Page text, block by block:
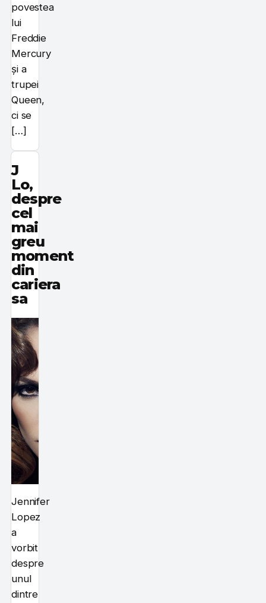
povestea
lui
Freddie
Mercury
și a
trupei
Queen,
ci se
[…]
J
Lo,
despre
cel
mai
greu
moment
din
cariera
sa
Jennifer
Lopez
a
vorbit
despre
unul
dintre